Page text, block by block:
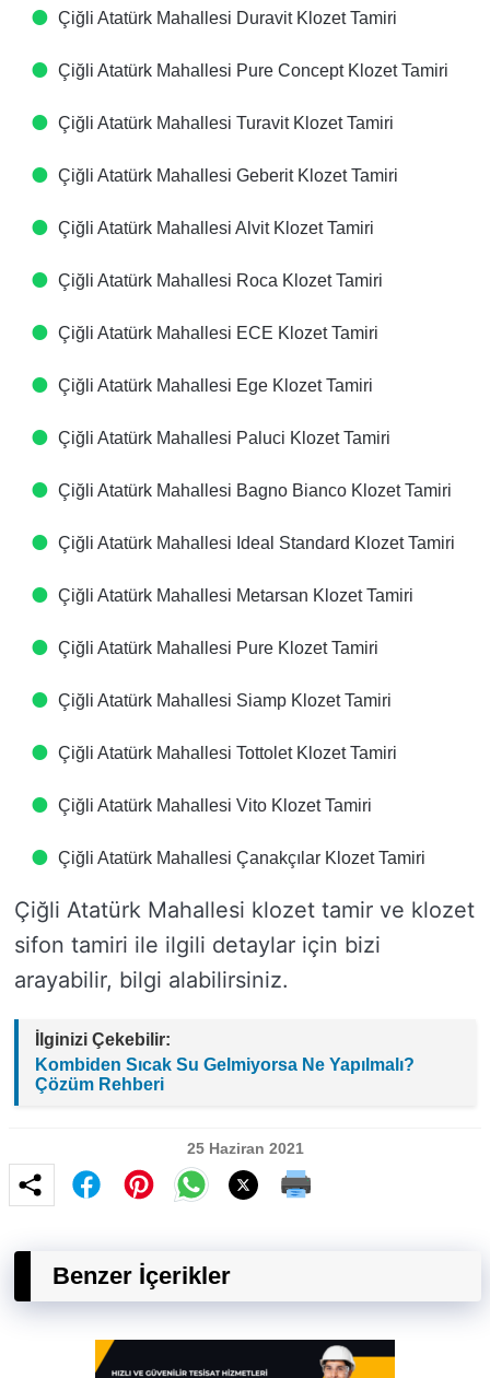
Çiğli Atatürk Mahallesi Duravit Klozet Tamiri
Çiğli Atatürk Mahallesi Pure Concept Klozet Tamiri
Çiğli Atatürk Mahallesi Turavit Klozet Tamiri
Çiğli Atatürk Mahallesi Geberit Klozet Tamiri
Çiğli Atatürk Mahallesi Alvit Klozet Tamiri
Çiğli Atatürk Mahallesi Roca Klozet Tamiri
Çiğli Atatürk Mahallesi ECE Klozet Tamiri
Çiğli Atatürk Mahallesi Ege Klozet Tamiri
Çiğli Atatürk Mahallesi Paluci Klozet Tamiri
Çiğli Atatürk Mahallesi Bagno Bianco Klozet Tamiri
Çiğli Atatürk Mahallesi Ideal Standard Klozet Tamiri
Çiğli Atatürk Mahallesi Metarsan Klozet Tamiri
Çiğli Atatürk Mahallesi Pure Klozet Tamiri
Çiğli Atatürk Mahallesi Siamp Klozet Tamiri
Çiğli Atatürk Mahallesi Tottolet Klozet Tamiri
Çiğli Atatürk Mahallesi Vito Klozet Tamiri
Çiğli Atatürk Mahallesi Çanakçılar Klozet Tamiri
Çiğli Atatürk Mahallesi klozet tamir ve klozet
sifon tamiri ile ilgili detaylar için bizi
arayabilir, bilgi alabilirsiniz.
İlginizi Çekebilir:
Kombiden Sıcak Su Gelmiyorsa Ne Yapılmalı?
Çözüm Rehberi
25 Haziran 2021
Benzer İçerikler